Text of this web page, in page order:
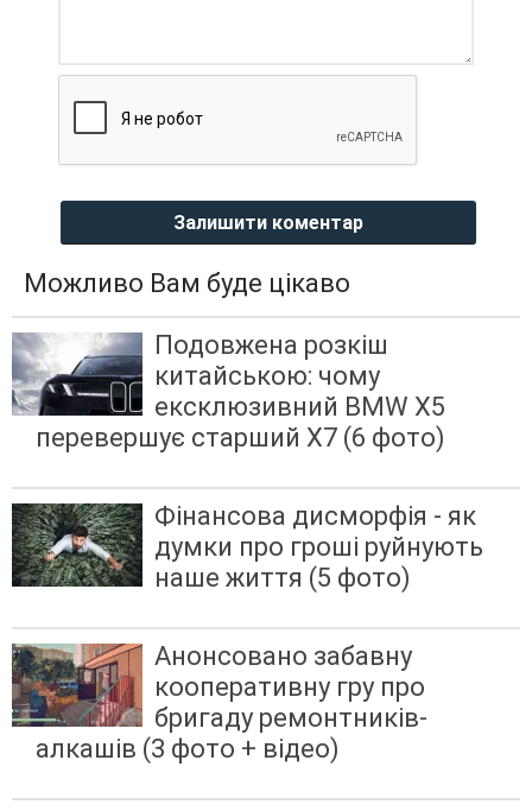
Залишити коментар
Можливо Вам буде цікаво
Подовжена розкіш
китайською: чому
ексклюзивний BMW X5
перевершує старший X7 (6 фото)
Фінансова дисморфія - як
думки про гроші руйнують
наше життя (5 фото)
Анонсовано забавну
кооперативну гру про
бригаду ремонтників-
алкашів (3 фото + відео)